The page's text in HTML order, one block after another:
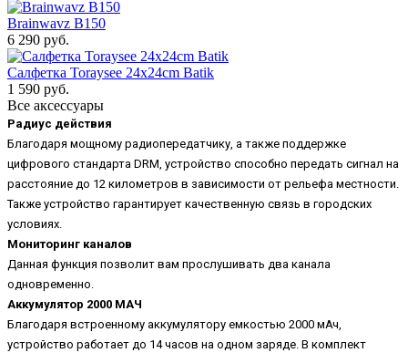
Brainwavz B150
6 290 руб.
Салфетка Toraysee 24x24cm Batik
1 590 руб.
Все аксессуары
Радиус действия
Благодаря мощному радиопередатчику, а также поддержке
цифрового стандарта DRM, устройство способно передать сигнал на
расстояние до 12 километров в зависимости от рельефа местности.
Также устройство гарантирует качественную связь в городских
условиях.
Мониторинг каналов
Данная функция позволит вам прослушивать два канала
одновременно.
Аккумулятор 2000 МАЧ
Благодаря встроенному аккумулятору емкостью 2000 мАч,
устройство работает до 14 часов на одном заряде. В комплект